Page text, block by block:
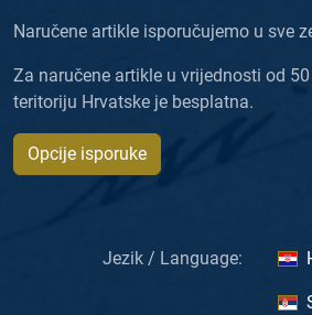
Naručene artikle isporučujemo u sve
Za naručene artikle u vrijednosti od
teritoriju Hrvatske je besplatna.
Opcije isporuke
Jezik / Language: